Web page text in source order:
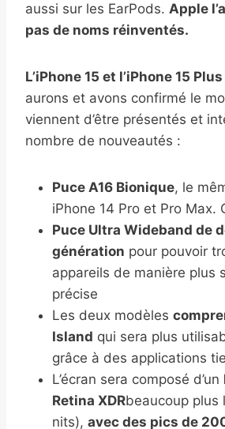
aussi sur les EarPods. Apple
pas de noms réinventés.
L’iPhone 15 et l’iPhone 15 Plus
aurons et avons confirmé le
viennent d’être présentés et
nombre de nouveautés :
Puce A16 Bionique, le
iPhone 14 Pro et Pro Max.
Puce Ultra Wideband de
génération pour pouvoir
appareils de manière plus
précise
Les deux modèles
Island qui sera plus
grâce à des applications
L’écran sera composé d’un
Retina XDRbeaucoup plus
nits), avec des pics de